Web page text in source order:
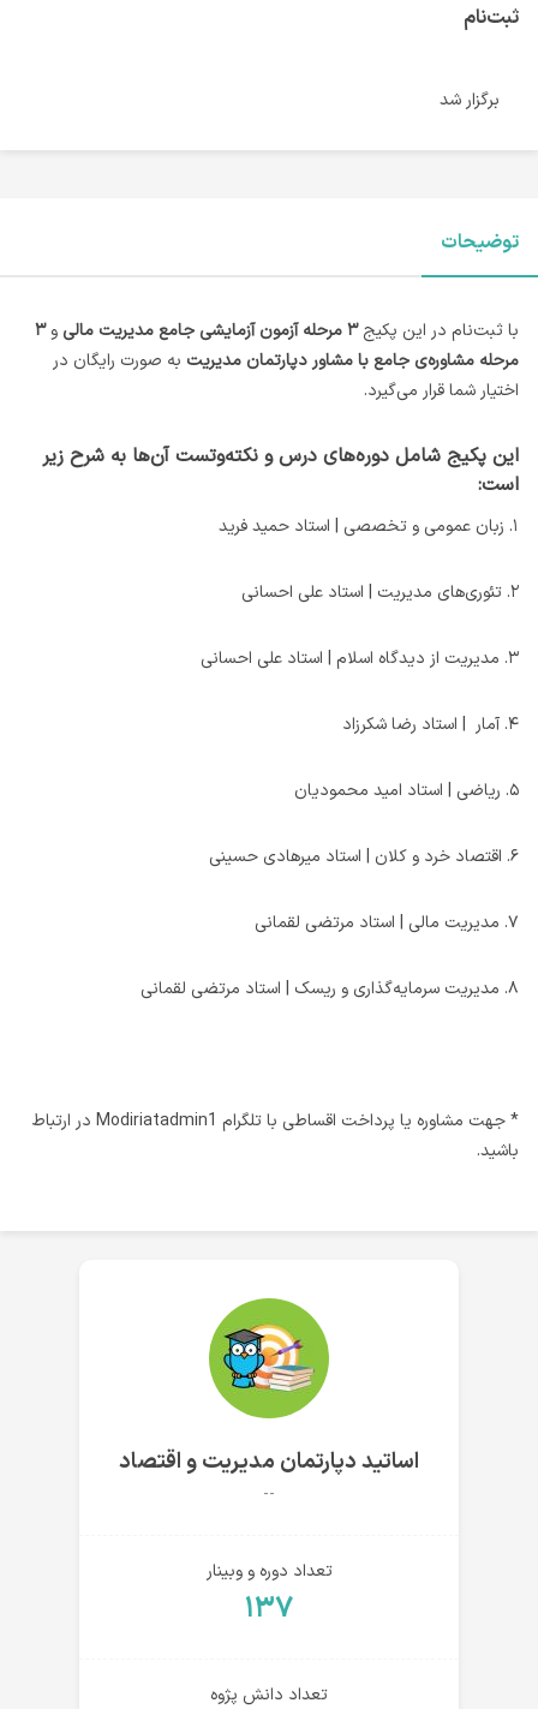
ثبت‌نام
برگزار شد
توضیحات
با ثبت‌نام در این پکیج۳ مرحله آزمون آزمایشی جامع مدیریت مالی و۳
مرحله مشاوره‌ی جامع با مشاور دپارتمان مدیریت به صورت رایگان در
اختیار شما قرار می‌گیرد.
این پکیج شامل دوره‌های درس‌ و نکته‌وتست آن‌ها به شرح زیر
است:
۱. زبان عمومی و تخصصی | استاد حمید فرید
۲. تئوری‌های مدیریت |‌ استاد علی احسانی
۳. مدیریت ‌از‌ دیدگاه‌ اسلام |‌ استاد علی احسانی
۴. آمار | استاد رضا شکرزاد
۵. ریاضی | استاد امید محمودیان
۶. اقتصاد خرد و کلان | استاد میرهادی حسینی
۷. مدیریت مالی | استاد مرتضی لقمانی
۸. مدیریت سرمایه‌گذاری و ریسک | استاد مرتضی لقمانی
* جهت مشاوره یا پرداخت اقساطی با تلگرام Modiriatadmin1 در ارتباط
باشید.
اساتید دپارتمان مدیریت و اقتصاد
--
تعداد دوره و وبینار
۱۳۷
تعداد دانش پژوه